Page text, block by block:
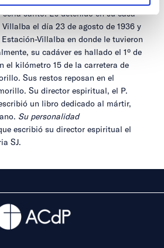
santo. Es detenido en su casa
el día 23 de agosto de 1936 y
Villalba en donde le tuvieron
su cadáver es hallado el 1º de
el kilómetro 15 de la carretera de
Sus restos reposan en el
Su director espiritual, el P.
un libro dedicado al mártir,
Su personalidad
escribió su director espiritual el
SJ.